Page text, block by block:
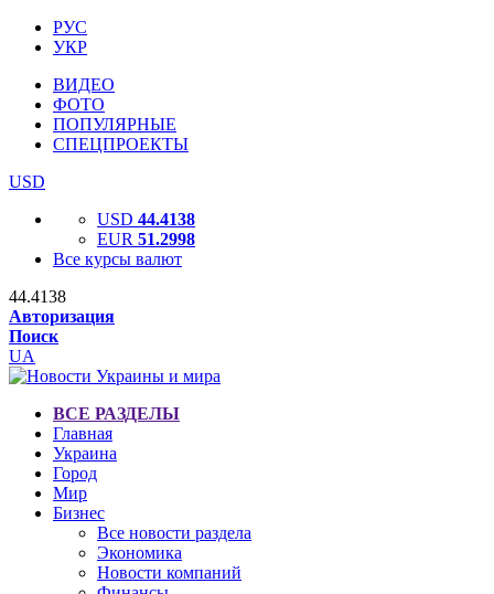
РУС
УКР
ВИДЕО
ФОТО
ПОПУЛЯРНЫЕ
СПЕЦПРОЕКТЫ
USD
USD 44.4138
EUR 51.2998
Все курсы валют
44.4138
Авторизация
Поиск
UA
ВСЕ РАЗДЕЛЫ
Главная
Украина
Город
Мир
Бизнес
Все новости раздела
Экономика
Новости компаний